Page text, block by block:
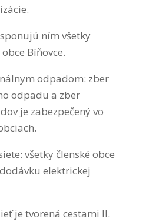
ním všetky
Bíňovce.
odpadom: zber
odpadu a zber
je zabezpečený vo
všetky členské obce
elektrickej
je tvorená cestami II.